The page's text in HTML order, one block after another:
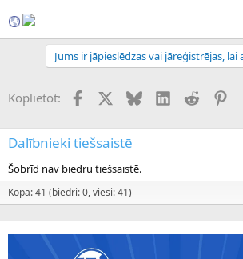
Jums ir jāpieslēdzas vai jāreģistrējas,
Koplietot: FacebookX (Twitter)
BlueskyLinkedInReddit
Dalībnieki tiešsaistē
Šobrīd nav biedru tiešsaistē.
Kopā: 41 (biedri: 0, viesi: 41)